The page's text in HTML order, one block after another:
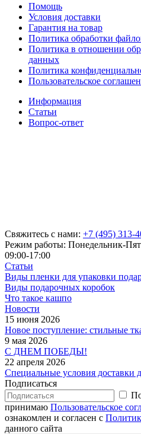
Помощь
Условия доставки
Гарантия на товар
Политика обработки
Политика в отношении
данных
Политика
Пользовательское
Информация
Статьи
Вопрос-ответ
Свяжитесь с нами: +7 (495) 313-
Режим работы: Понедельник-
09:00-17:00
Статьи
Виды пленки для упаковки
Виды подарочных коробок
Что такое кашпо
Новости
15 июня 2026
Новое поступление: стильные
9 мая 2026
С ДНЕМ ПОБЕДЫ!
22 апреля 2026
Специальные условия доставки
Подписаться
принимаю Пользовательское
ознакомлен и согласен с
данного сайта